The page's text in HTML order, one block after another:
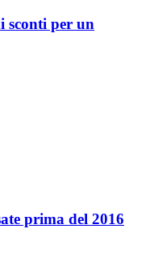
sconti per un
prima del 2016